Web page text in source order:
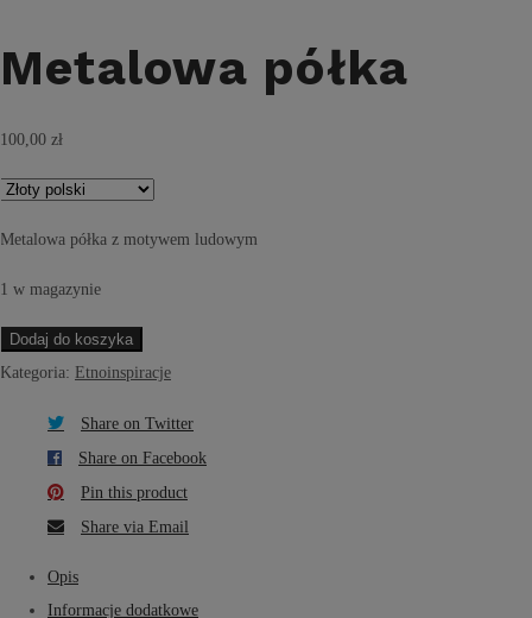
Metalowa półka
100,00 zł
Metalowa półka z motywem ludowym
1 w magazynie
ilość
Metalowa
Dodaj do koszyka
Kategoria: Etnoinspiracje
Share on Twitter
Share on Facebook
Pin this product
Share via Email
Opis
Informacje dodatkowe